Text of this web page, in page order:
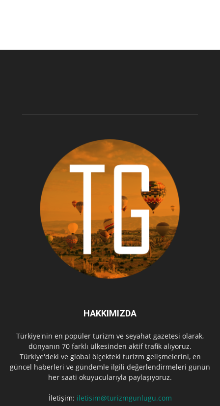
HAKKIMIZDA
Türkiye'nin en popüler turizm ve seyahat gazetesi olarak,
dünyanın 70 farklı ülkesinden aktif trafik alıyoruz.
Türkiye'deki ve global ölçekteki turizm gelişmelerini, en
güncel haberleri ve gündemle ilgili değerlendirmeleri günün
her saati okuyucularıyla paylaşıyoruz.
İletişim: iletisim@turizmgunlugu.com